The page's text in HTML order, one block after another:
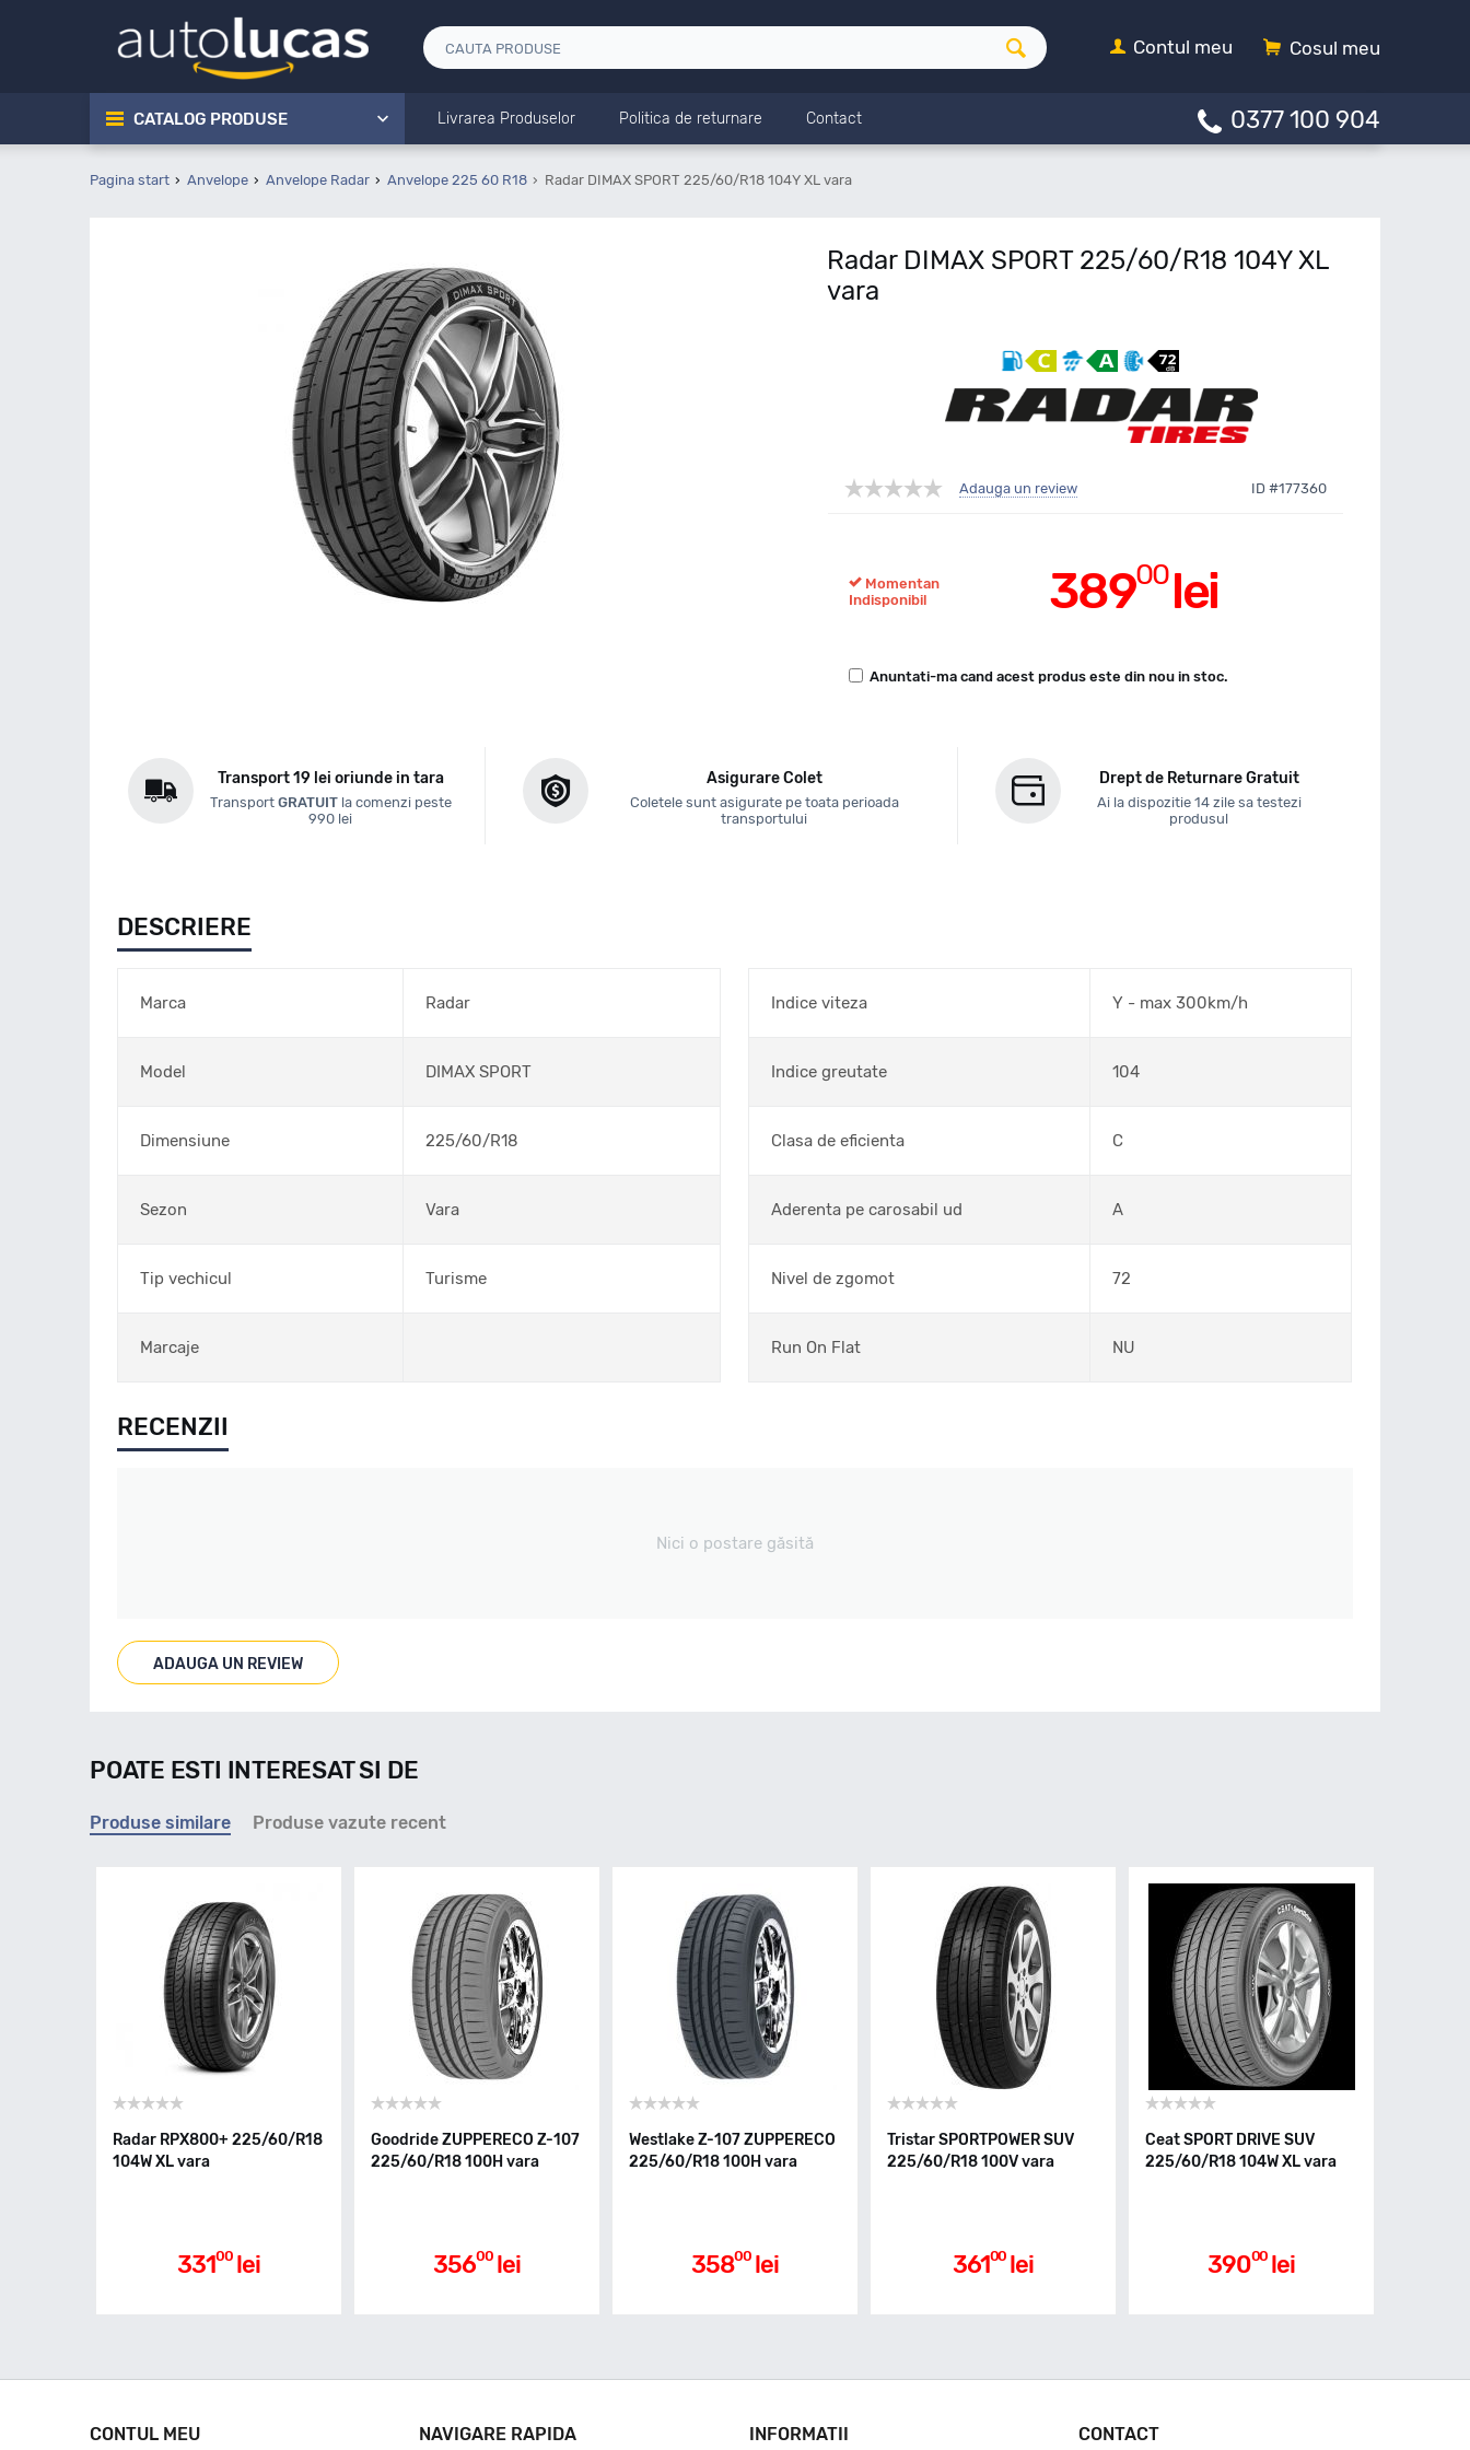
Cosul meu
Contul meu
CATALOG PRODUSE Livrarea Produselor Politica de returnare Contact 0377 100 904
Pagina start Anvelope Anvelope Radar Anvelope 225 60 R18 Radar DIMAX SPORT 225/60/R18 104Y XL vara
Radar DIMAX SPORT 225/60/R18 104Y XL
vara
Adauga un review ID #177360
38900lei
Momentan
Indisponibil
Anuntati-ma cand acest produs este din nou in stoc.
Transport 19 lei oriunde in tara
Transport GRATUITla comenzi peste
990 lei
Asigurare Colet
Coletele sunt asigurate pe toata perioada
transportului
Drept de Returnare Gratuit
Ai la dispozitie 14 zile sa testezi
produsul
DESCRIERE
Marca Radar
Model DIMAX SPORT
Dimensiune 225/60/R18
Sezon Vara
Tip vechicul Turisme
Marcaje
Indice viteza Y - max 300km/h
Indice greutate 104
Clasa de eficienta C
Aderenta pe carosabil ud A
Nivel de zgomot 72
Run On Flat NU
RECENZII
Nici o postare găsită
ADAUGA UN REVIEW
POATE ESTI INTERESAT SI DE
Produse similare Produse vazute recent
Radar RPX800+ 225/60/R18
104W XL vara
33100 lei
Goodride ZUPPERECO Z-107
225/60/R18 100H vara
35600 lei
Westlake Z-107 ZUPPERECO
225/60/R18 100H vara
35800 lei
Tristar SPORTPOWER SUV
225/60/R18 100V vara
36100 lei
Ceat SPORT DRIVE SUV
225/60/R18 104W XL vara
39000 lei
CONTUL MEU NAVIGARE RAPIDA INFORMATII CONTACT